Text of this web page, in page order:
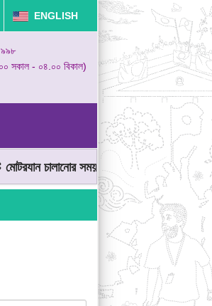
ENGLISH
সকাল - ০৪.০০ বিকাল)
চালানোর সময় গতিসীমা মেনে চলুন